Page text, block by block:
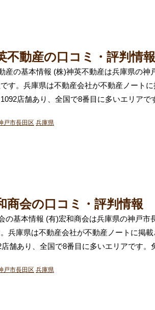
不動産の口コミ・評判情報
産の基本情報 (株)神英不動産は兵庫県の神
す。兵庫県は不動産会社が不動産ノート
店舗あり、全国で8番目に多いエリアで
戸市長田区 兵庫県
商会の口コミ・評判情報
の基本情報 (有)宏和商会は兵庫県の神戸市
兵庫県は不動産会社が不動産ノートに掲
店舗あり、全国で8番目に多いエリアです。
戸市長田区 兵庫県